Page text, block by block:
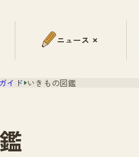
ニュース
イド いきもの図鑑